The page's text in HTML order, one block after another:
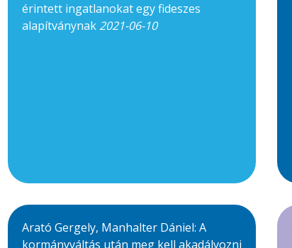
érintett ingatlanokat egy fideszes
alapítványnak 2021-06-10
Arató Gergely, Manhalter Dániel: A
kormányváltás után meg kell akadályozni